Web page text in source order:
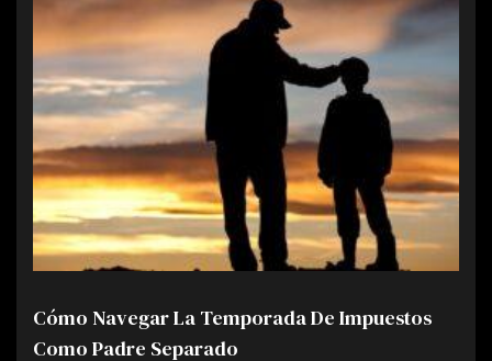
Cómo Navegar La Temporada De Impuestos
Como Padre Separado